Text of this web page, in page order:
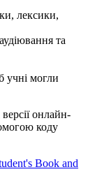
лексики,
та
учні могли
онлайн-
коду